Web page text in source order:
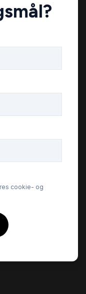
cookie- og